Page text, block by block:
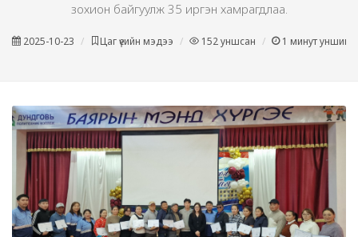
зохион байгуулж 35 иргэн хамрагдлаа.
2025-10-23 Цаг үеийн мэдээ 152уншсан 1 минут уншина